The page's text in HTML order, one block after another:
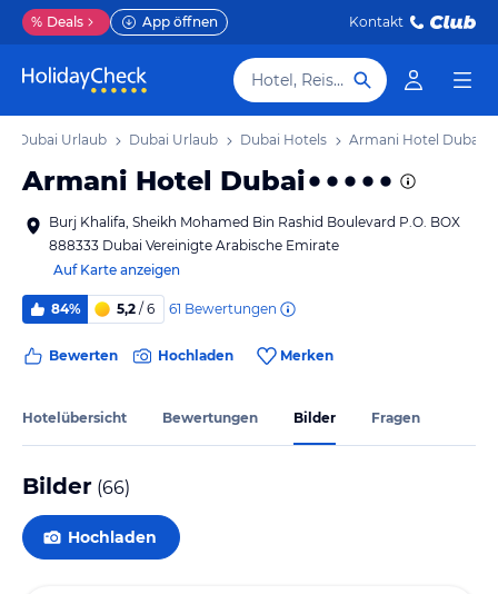
% Deals App öffnen Kontakt
Hotel, Reiseziel
Dubai Urlaub Dubai Urlaub Dubai Hotels Armani Hotel Dubai
Armani Hotel Dubai
Burj Khalifa, Sheikh Mohamed Bin Rashid Boulevard P.O. BOX
888333 Dubai Vereinigte Arabische Emirate
Auf Karte anzeigen
84% 5,2 / 6 61 Bewertungen
Bewerten Hochladen Merken
Hotelübersicht Bewertungen Bilder Fragen
Bilder (66)
Hochladen